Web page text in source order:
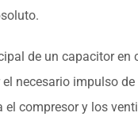
de un capacitor en
necesario impulso de
el compresor y los